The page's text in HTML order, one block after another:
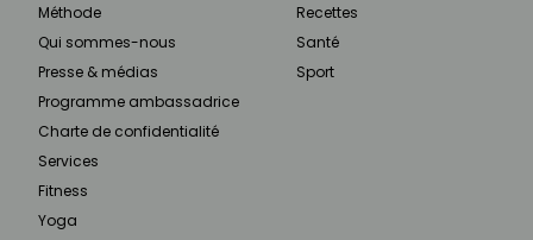
Méthode
Qui sommes-nous
Presse & médias
Programme ambassadrice
Charte de confidentialité
Services
Fitness
Yoga
Recettes
Santé
Sport